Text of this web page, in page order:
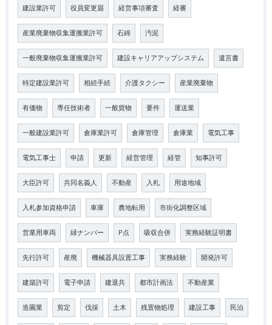
建設業許可 役員変更届 経営事項審査 経審
産業廃棄物収集運搬業許可 石綿 汚泥
一般廃棄物収集運搬業許可 建設キャリアアップシステム 遺言書
特定建設業許可 相続手続 介護タクシー 産業廃棄物
有価物 専任技術者 一般貨物 要件 運送業
一般建設業許可 倉庫業許可 倉庫管理 倉庫業 電気工事
電気工事士 申請 更新 経営管理 経管 知事許可
大臣許可 共同名義人 不動産 入札 用途地域
入札参加資格申請 車庫 農地転用 市街化調整区域
営業用車両 緑ナンバー P点 吸収合併 実務経験証明書
先行許可 産廃 機械器具設置工事 実務経験 開発許可
建築許可 電子申請 建退共 都市計画法 不動産業
造園業 剪定 伐採 土木 残置物処理 建設工事 民泊